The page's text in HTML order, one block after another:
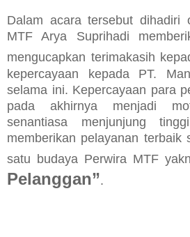
Dalam acara tersebut dihadiri
MTF Arya Suprihadi
mengucapkan terimakasih
kepercayaan kepada PT.
selama ini. Kepercayaan para
pada akhirnya menjadi
senantiasa menjunjung
memberikan pelayanan terbaik
satu budaya Perwira MTF
Pelanggan”.